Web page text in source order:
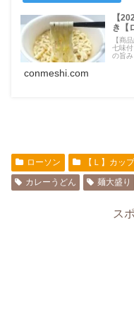
【
き【
【商
七味
の旨み
conmeshi.com
ローソン 【Ｌ】カッ
カレーうどん
麺大盛り
ス